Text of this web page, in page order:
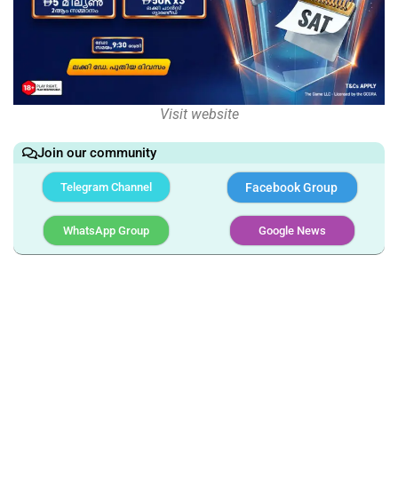
Visit website
Join our community
Telegram Channel Facebook Group
WhatsApp Group Google News